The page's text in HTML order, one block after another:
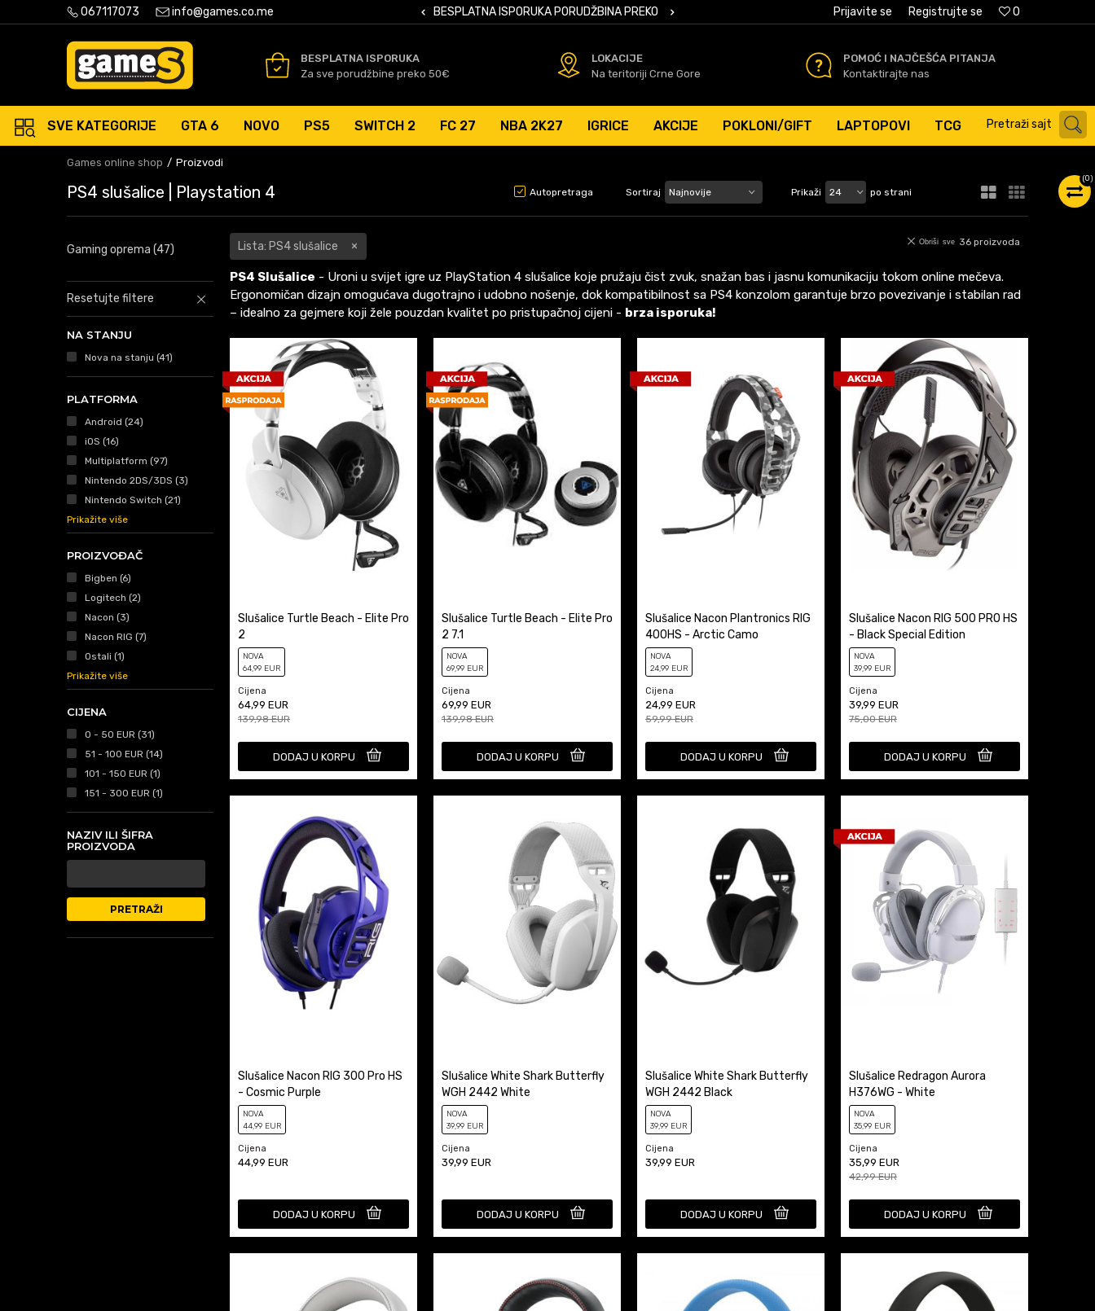
067117073 info@games.co.me
ISPORUKA PORUDŽBINA PREKO 50 EURSIGURNO PLAĆANJE PLATNIM KARTICAMA BESPLATNA ISPORUKA PORUDŽBINA PREKO 50 EURSIGURNO PLAĆANJE PLATNIM KARTICAMA 0
Prijavite se Registrujte se
BESPLATNA ISPORUKA
Za sve porudžbine preko 50€
LOKACIJE
Na teritoriji Crne Gore
POMOĆ I NAJČEŠĆA PITANJA
Kontaktirajte nas
SVE KATEGORIJE GTA 6 NOVO PS5 SWITCH 2 FC 27 NBA 2K27 IGRICE AKCIJE POKLONI/GIFT LAPTOPOVI TCG Pretraži sajt
(0)
Games online shop Proizvodi
PS4 slušalice | Playstation 4 Autopretraga Sortiraj Prikaži po strani
Gaming oprema (47)
Resetujte filtere
NA STANJU
Nova na stanju (41)
PLATFORMA
Android (24)
iOS (16)
Multiplatform (97)
Nintendo 2DS/3DS (3)
Nintendo Switch (21)
Prikažite više
PROIZVOĐAČ
Bigben (6)
Logitech (2)
Nacon (3)
Nacon RIG (7)
Ostali (1)
Prikažite više
CIJENA
0 - 50 EUR (31)
51 - 100 EUR (14)
101 - 150 EUR (1)
151 - 300 EUR (1)
NAZIV ILI ŠIFRA
PROIZVODA
PRETRAŽI
Lista: PS4 slušalice 36 proizvoda
Obriši sve
PS4 Slušalice - Uroni u svijet igre uz PlayStation 4 slušalice koje pružaju čist zvuk, snažan bas i jasnu komunikaciju tokom online mečeva.
Ergonomičan dizajn omogućava dugotrajno i udobno nošenje, dok kompatibilnost sa PS4 konzolom garantuje brzo povezivanje i stabilan rad
– idealno za gejmere koji žele pouzdan kvalitet po pristupačnoj cijeni - brza isporuka!
Slušalice Turtle Beach - Elite Pro
2
NOVA
64,99 EUR
Cijena
64,99 EUR
139,98EUR
DODAJ U KORPU
Slušalice Turtle Beach - Elite Pro
2 7.1
NOVA
69,99 EUR
Cijena
69,99 EUR
139,98EUR
DODAJ U KORPU
Slušalice Nacon Plantronics RIG
400HS - Arctic Camo
NOVA
24,99 EUR
Cijena
24,99 EUR
59,99EUR
DODAJ U KORPU
Slušalice Nacon RIG 500 PRO HS
- Black Special Edition
NOVA
39,99 EUR
Cijena
39,99 EUR
75,00EUR
DODAJ U KORPU
Slušalice Nacon RIG 300 Pro HS
- Cosmic Purple
NOVA
44,99 EUR
Cijena
44,99 EUR
DODAJ U KORPU
Slušalice White Shark Butterfly
WGH 2442 White
NOVA
39,99 EUR
Cijena
39,99 EUR
DODAJ U KORPU
Slušalice White Shark Butterfly
WGH 2442 Black
NOVA
39,99 EUR
Cijena
39,99 EUR
DODAJ U KORPU
Slušalice Redragon Aurora
H376WG - White
NOVA
35,99 EUR
Cijena
35,99 EUR
42,99EUR
DODAJ U KORPU